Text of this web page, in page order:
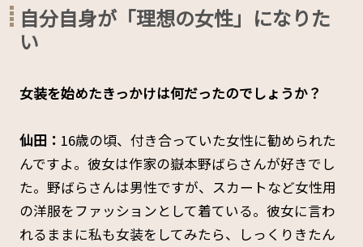
自分自身が「理想の女性」になりた
い
――女装を始めたきっかけは何だったのでしょうか？
仙田： 16歳の頃、付き合っていた女性に勧められた
んですよ。彼女は作家の嶽本野ばらさんが好きでし
た。野ばらさんは男性ですが、スカートなど女性用
の洋服をファッションとして着ている。彼女に言わ
れるままに私も女装をしてみたら、しっくりきたん